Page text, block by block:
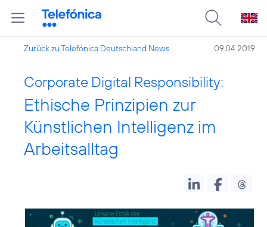
Zurück zu Telefónica Deutschland News 09.04.2019
Corporate Digital Responsibility:
Ethische Prinzipien zur
Künstlichen Intelligenz im
Arbeitsalltag